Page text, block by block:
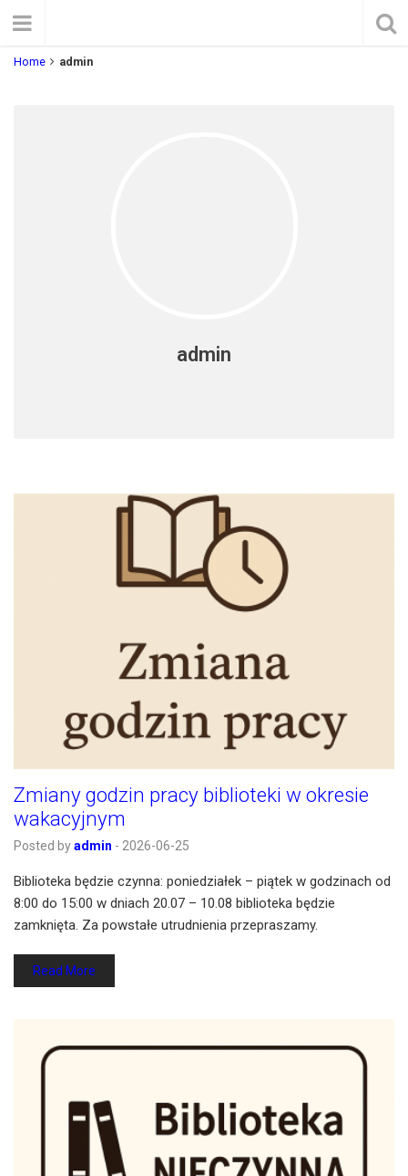
Home admin
admin
Zmiany godzin pracy biblioteki w okresie
wakacyjnym
Posted byadmin - 2026-06-25
Biblioteka będzie czynna: poniedziałek – piątek w godzinach od
8:00 do 15:00 w dniach 20.07 – 10.08 biblioteka będzie
zamknięta. Za powstałe utrudnienia przepraszamy.
Read More